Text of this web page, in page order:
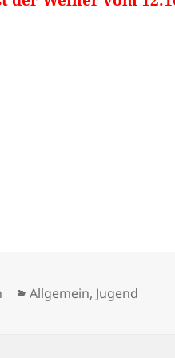
Kategorien
Allgemein, Jugend